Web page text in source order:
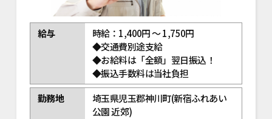
給与
時給：1,400円 ～ 1,750円
◆交通費別途支給
◆お給料は「全額」翌日振込！
◆振込手数料は当社負担
勤務地
埼玉県児玉郡神川町(新宿ふれあい
公園 近郊)